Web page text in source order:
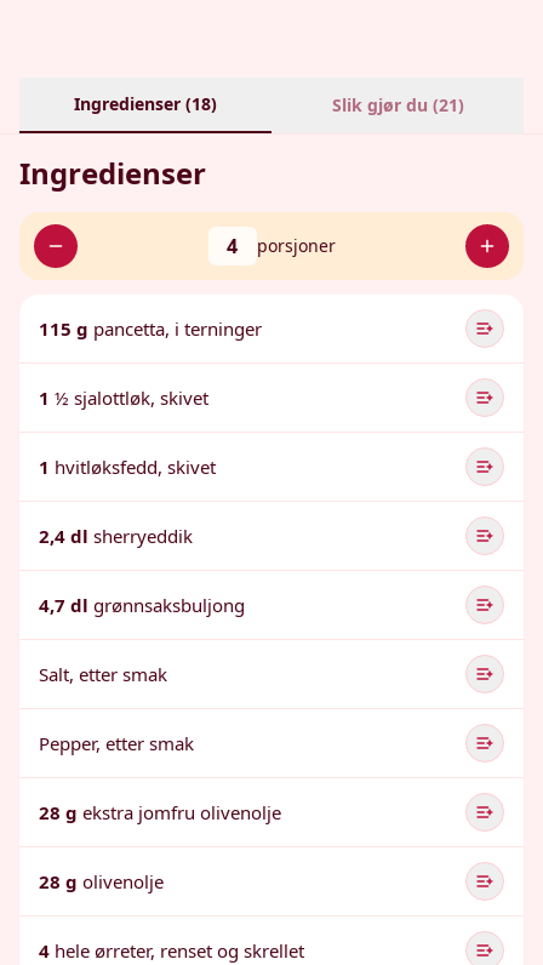
Ingredienser (18) Slik gjør du (21)
Ingredienser
4 porsjoner
115 g pancetta, i terninger
1 ½ sjalottløk, skivet
1 hvitløksfedd, skivet
2,4 dl sherryeddik
4,7 dl grønnsaksbuljong
Salt, etter smak
Pepper, etter smak
28 g ekstra jomfru olivenolje
28 g olivenolje
4 hele ørreter, renset og skrellet